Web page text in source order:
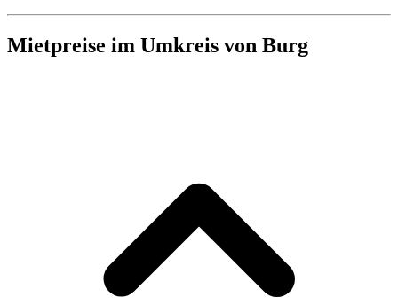
Mietpreise im Umkreis von Burg